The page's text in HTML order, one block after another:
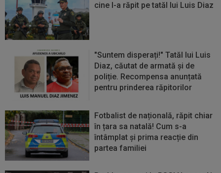
cine l-a răpit pe tatăl lui Luis Diaz
"Suntem disperați!" Tatăl lui Luis
Diaz, căutat de armată și de
poliție. Recompensa anunțată
pentru prinderea răpitorilor
Fotbalist de națională, răpit chiar
în țara sa natală! Cum s-a
întâmplat și prima reacție din
partea familiei